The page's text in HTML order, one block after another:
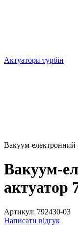
Актуатори турбін
Вакуум-електронний
Вакуум-
актуатор
Артикул: 792430-03
Написати відгук